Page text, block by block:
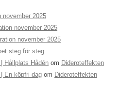
november 2025
november 2025
november 2025
steg för steg
Hållplats Hådén om Dideroteffekten
En köpfri dag om Dideroteffekten